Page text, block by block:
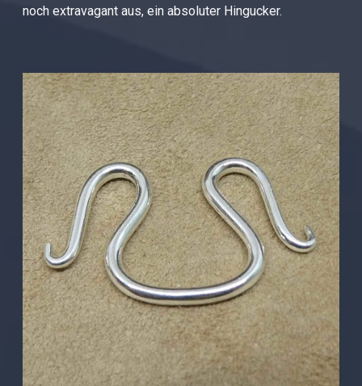
noch extravagant aus, ein absoluter Hingucker.